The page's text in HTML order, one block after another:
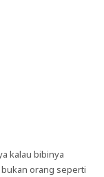
kalau bibinya
orang seperti